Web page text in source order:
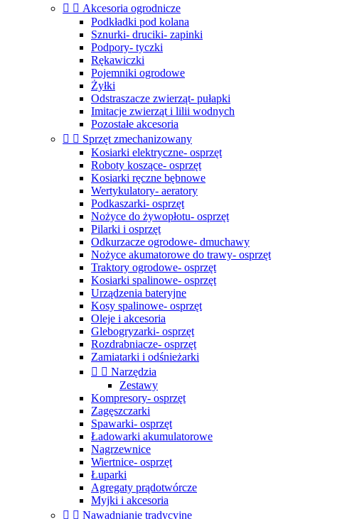
  Akcesoria ogrodnicze
Podkładki pod kolana
Sznurki- druciki- zapinki
Podpory- tyczki
Rękawiczki
Pojemniki ogrodowe
Żyłki
Odstraszacze zwierząt- pułapki
Imitacje zwierząt i lilii wodnych
Pozostałe akcesoria
  Sprzęt zmechanizowany
Kosiarki elektryczne- osprzęt
Roboty koszące- osprzęt
Kosiarki ręczne bębnowe
Wertykulatory- aeratory
Podkaszarki- osprzęt
Nożyce do żywopłotu- osprzęt
Pilarki i osprzęt
Odkurzacze ogrodowe- dmuchawy
Nożyce akumatorowe do trawy- osprzęt
Traktory ogrodowe- osprzęt
Kosiarki spalinowe- osprzęt
Urządzenia bateryjne
Kosy spalinowe- osprzęt
Oleje i akcesoria
Glebogryzarki- osprzęt
Rozdrabniacze- osprzęt
Zamiatarki i odśnieżarki
  Narzędzia
Zestawy
Kompresory- osprzęt
Zagęszczarki
Spawarki- osprzęt
Ładowarki akumulatorowe
Nagrzewnice
Wiertnice- osprzęt
Łuparki
Agregaty prądotwórcze
Myjki i akcesoria
  Nawadnianie tradycyjne